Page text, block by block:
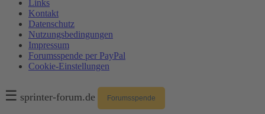
Links
Kontakt
Datenschutz
Nutzungsbedingungen
Impressum
Forumsspende per PayPal
Cookie-Einstellungen
☰ sprinter-forum.de Forumsspende